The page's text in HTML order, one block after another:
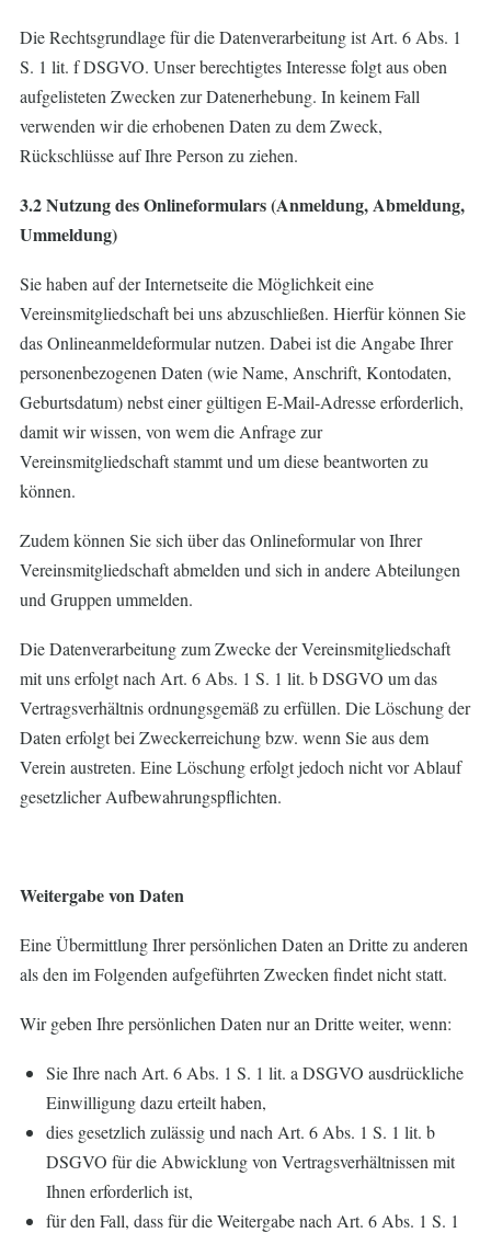
Die Rechtsgrundlage für die Datenverarbeitung ist Art. 6 Abs. 1
S. 1 lit. f DSGVO. Unser berechtigtes Interesse folgt aus oben
aufgelisteten Zwecken zur Datenerhebung. In keinem Fall
verwenden wir die erhobenen Daten zu dem Zweck,
Rückschlüsse auf Ihre Person zu ziehen.
3.2 Nutzung des Onlineformulars (Anmeldung, Abmeldung,
Ummeldung)
Sie haben auf der Internetseite die Möglichkeit eine
Vereinsmitgliedschaft bei uns abzuschließen. Hierfür können Sie
das Onlineanmeldeformular nutzen. Dabei ist die Angabe Ihrer
personenbezogenen Daten (wie Name, Anschrift, Kontodaten,
Geburtsdatum) nebst einer gültigen E-Mail-Adresse erforderlich,
damit wir wissen, von wem die Anfrage zur
Vereinsmitgliedschaft stammt und um diese beantworten zu
können.
Zudem können Sie sich über das Onlineformular von Ihrer
Vereinsmitgliedschaft abmelden und sich in andere Abteilungen
und Gruppen ummelden.
Die Datenverarbeitung zum Zwecke der Vereinsmitgliedschaft
mit uns erfolgt nach Art. 6 Abs. 1 S. 1 lit. b DSGVO um das
Vertragsverhältnis ordnungsgemäß zu erfüllen. Die Löschung der
Daten erfolgt bei Zweckerreichung bzw. wenn Sie aus dem
Verein austreten. Eine Löschung erfolgt jedoch nicht vor Ablauf
gesetzlicher Aufbewahrungspflichten.
Weitergabe von Daten
Eine Übermittlung Ihrer persönlichen Daten an Dritte zu anderen
als den im Folgenden aufgeführten Zwecken findet nicht statt.
Wir geben Ihre persönlichen Daten nur an Dritte weiter, wenn:
Sie Ihre nach Art. 6 Abs. 1 S. 1 lit. a DSGVO ausdrückliche
Einwilligung dazu erteilt haben,
dies gesetzlich zulässig und nach Art. 6 Abs. 1 S. 1 lit. b
DSGVO für die Abwicklung von Vertragsverhältnissen mit
Ihnen erforderlich ist,
für den Fall, dass für die Weitergabe nach Art. 6 Abs. 1 S. 1